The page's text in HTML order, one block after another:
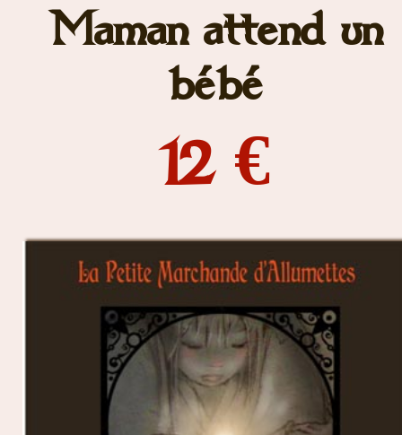
Maman attend un
bébé
12 €